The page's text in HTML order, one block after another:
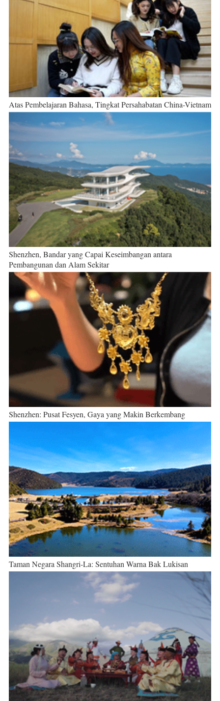
Atas Pembelajaran Bahasa, Tingkat Persahabatan China-Vietnam
Shenzhen, Bandar yang Capai Keseimbangan antara
Pembangunan dan Alam Sekitar
Shenzhen: Pusat Fesyen, Gaya yang Makin Berkembang
Taman Negara Shangri-La: Sentuhan Warna Bak Lukisan